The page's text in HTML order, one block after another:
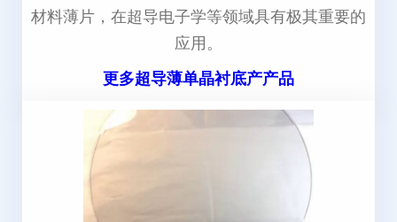
材料薄片，在超导电子学等领域具有极其重要的
应用。
更多超导薄单晶衬底产产品